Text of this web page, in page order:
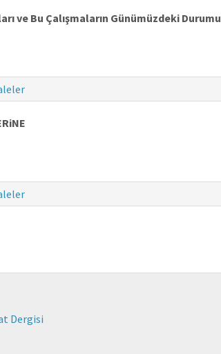
ve Bu Çalışmaların Günümüzdeki Durumu
Dergisi